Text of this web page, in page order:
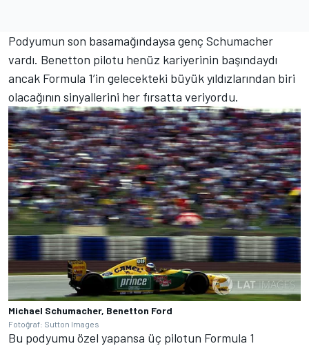
Podyumun son basamağındaysa genç Schumacher
vardı. Benetton pilotu henüz kariyerinin başındaydı
ancak Formula 1’in gelecekteki büyük yıldızlarından biri
olacağının sinyallerini her fırsatta veriyordu.
Michael Schumacher, Benetton Ford
Fotoğraf: Sutton Images
Bu podyumu özel yapansa üç pilotun Formula 1